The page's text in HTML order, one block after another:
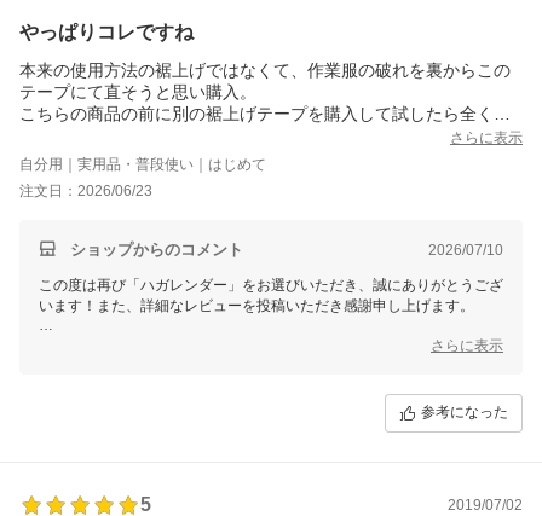
やっぱりコレですね
本来の使用方法の裾上げではなくて、作業服の破れを裏からこの
テープにて直そうと思い購入。
こちらの商品の前に別の裾上げテープを購入して試したら全くく
っつかず…次に裾上げ両面テープで試したら、ある程度は良かっ
たんですけど、はみ出した両面テープが皮膚に貼り付いたり、し
ばらくすると剥がれだしてしまったので…。
以前この「ハガレンダー」を購入したことがありましたがもう少
ったので、少々長いけれどこちらの商品を購入となりました。
も剥がれる気配もありません。
商品の信頼性はとても高いです。
さらに表示
自分用｜実用品・普段使い｜はじめて
注文日：2026/06/23
ショップからのコメント 2026/07/10
この度は再び「ハガレンダー」をお選びいただき、誠にありがとうござ
います！また、詳細なレビューを投稿いただき感謝申し上げます。
弊社の「ハガレンダー」は、どの裾上げテープにも勝る自慢の商品で、
れからもご期待に沿えるよう品質を保ち続けてまいります。どうぞ今後
さらに表示
参考になった
5
2019/07/02